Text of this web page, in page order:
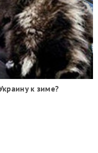
к зиме?